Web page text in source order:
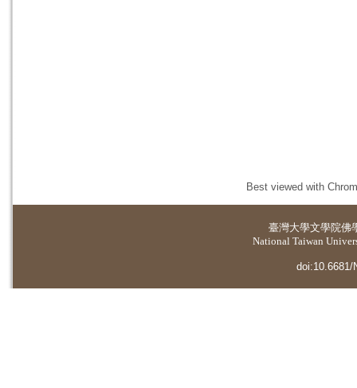
Best viewed with
臺灣大學文學院佛
National Taiwan
doi:10.6681/